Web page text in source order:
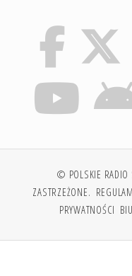
© POLSKIE RADIO
ZASTRZEŻONE.
PRYWATNOŚCI